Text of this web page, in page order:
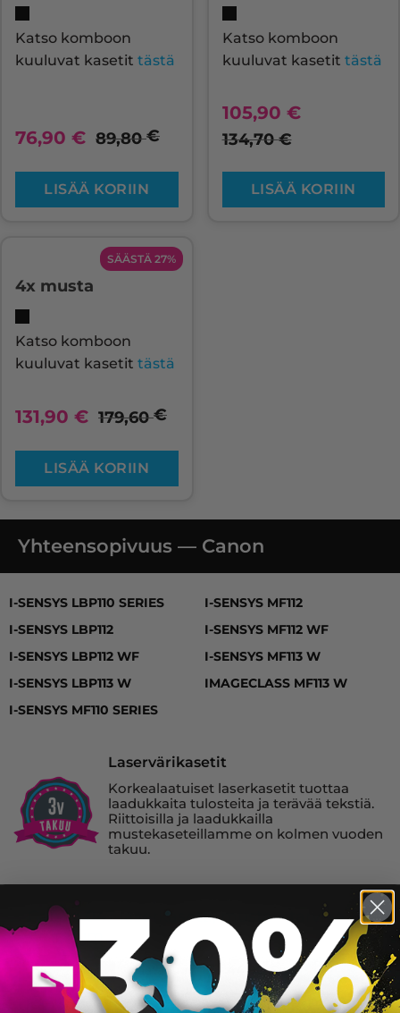
Katso komboon
kuuluvat kasetit tästä
76,90 € 89,80€
LISÄÄ KORIIN
Katso komboon
kuuluvat kasetit tästä
105,90 €
134,70€
LISÄÄ KORIIN
SÄÄSTÄ 27%
4x musta
Katso komboon
kuuluvat kasetit tästä
131,90 € 179,60€
LISÄÄ KORIIN
Yhteensopivuus — Canon
I-SENSYS LBP110 SERIES
I-SENSYS LBP112
I-SENSYS LBP112 WF
I-SENSYS LBP113 W
I-SENSYS MF110 SERIES
I-SENSYS MF112
I-SENSYS MF112 WF
I-SENSYS MF113 W
IMAGECLASS MF113 W
Laservärikasetit
Korkealaatuiset laserkasetit tuottaa
laadukkaita tulosteita ja terävää tekstiä.
Riittoisilla ja laadukkailla
mustekaseteillamme on kolmen vuoden
takuu.
Canon 047 laserkasetti, musta – tarvike,
premium
1600 Väri: Saatavuus: 44,90€ KORIIN